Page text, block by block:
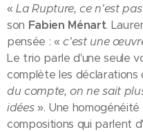
«La Rupture, ce n'est
son Fabien Ménart.
pensée : «c'est une
Le trio parle d'une seule
complète les déclarations
du compte, on ne sait
idées». Une
compositions qui parlent